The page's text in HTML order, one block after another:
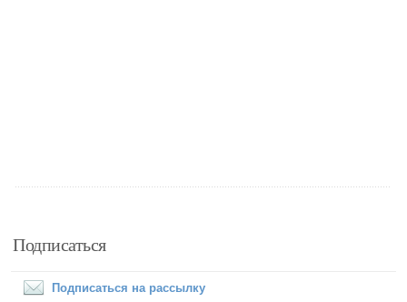
Подписаться
Подписаться на рассылку